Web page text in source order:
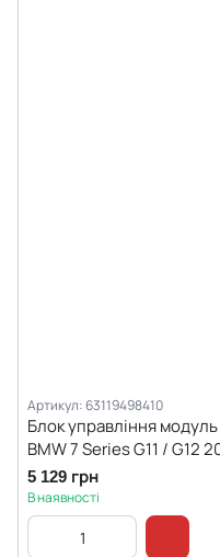
Артикул: 63119498410
Блок управління
BMW 7 Series G11 / G12
5 129 грн
В наявності